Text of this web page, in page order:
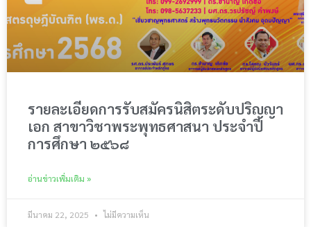
รายละเอียดการรับสมัครนิสิตระดับปริญญา
เอก สาขาวิชาพระพุทธศาสนา ประจำปี
การศึกษา ๒๕๖๘
อ่านข่าวเพิ่มเติม »
มีนาคม 22, 2025 ไม่มีความเห็น